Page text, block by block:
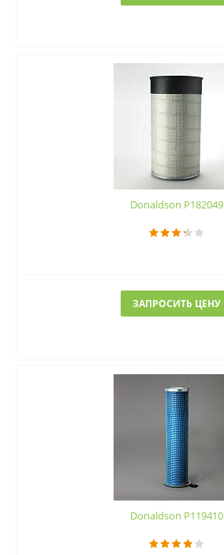
Donaldson P182049
ЗАПРОСИТЬ ЦЕНУ
Donaldson P119410